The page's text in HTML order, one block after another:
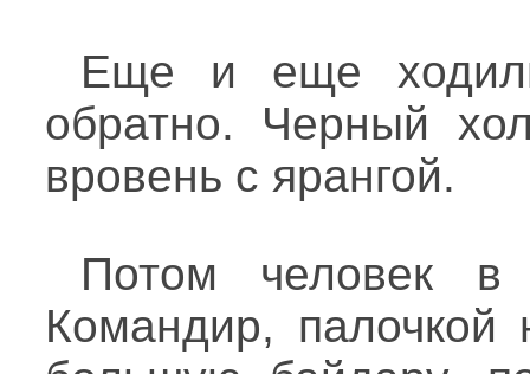
Еще и еще
обратно. Черный
вровень с ярангой.
Потом человек в
Командир,